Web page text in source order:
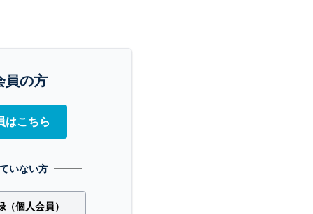
員の方
はこちら
いない方
個人会員）